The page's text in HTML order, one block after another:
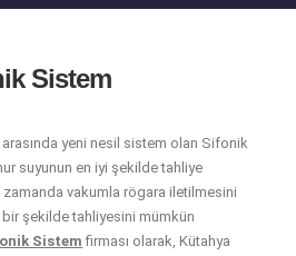
Sistem
yeni nesil sistem olan Sifonik
suyunun en iyi şekilde tahliye
zamanda vakumla rögara iletilmesini
bir şekilde tahliyesini mümkün
Sistem firması olarak, Kütahya